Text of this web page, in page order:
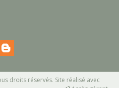
droits réservés. Site réalisé avec